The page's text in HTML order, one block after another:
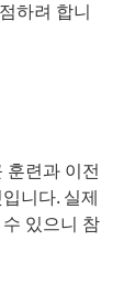
하려 합니
훈련과 이전
니다. 실제
있으니 참